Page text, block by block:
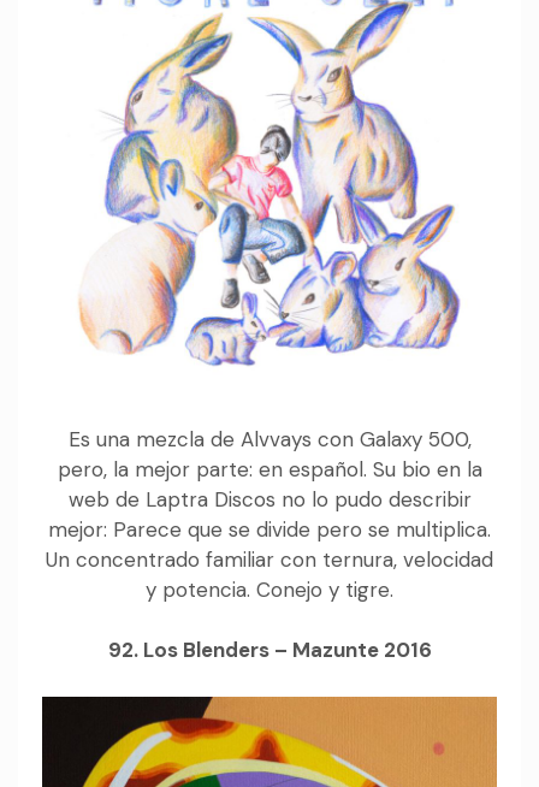
Es una mezcla de Alvvays con Galaxy 500,
pero, la mejor parte: en español. Su bio en la
web de Laptra Discos no lo pudo describir
mejor: Parece que se divide pero se multiplica.
Un concentrado familiar con ternura, velocidad
y potencia. Conejo y tigre.
92. Los Blenders – Mazunte 2016